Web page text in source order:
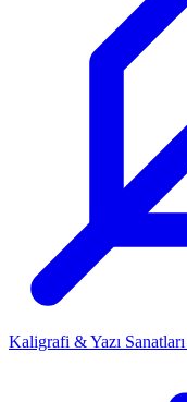
Kaligrafi & Yazı Sanatları